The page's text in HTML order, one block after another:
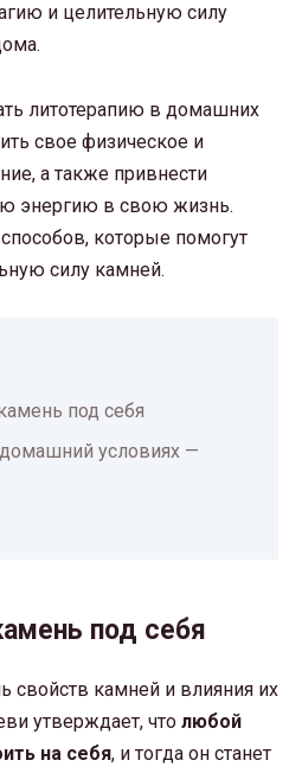
и целительную силу
литотерапию в домашних
свое физическое и
а также привнести
энергию в свою жизнь.
которые помогут
силу камней.
под себя
условиях —
под себя
свойств камней и влияния их
утверждает, что любой
на себя, и тогда он станет